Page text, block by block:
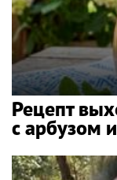
Рецепт
с арбузом